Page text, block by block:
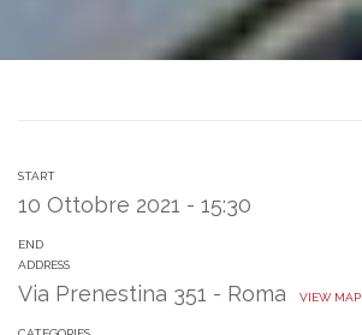
START
10 Ottobre 2021 - 15:30
END
ADDRESS
Via Prenestina 351 - Roma VIEW MAP